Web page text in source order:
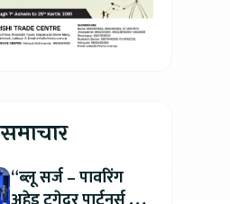
“ब्लू सर्ज – पावरिंग